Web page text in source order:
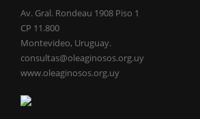
Av. Gral. Rondeau 1908 Piso 1
CP 11.800
Montevideo, Uruguay.
consultas@oleaginosos.org.uy
www.oleaginosos.org.uy